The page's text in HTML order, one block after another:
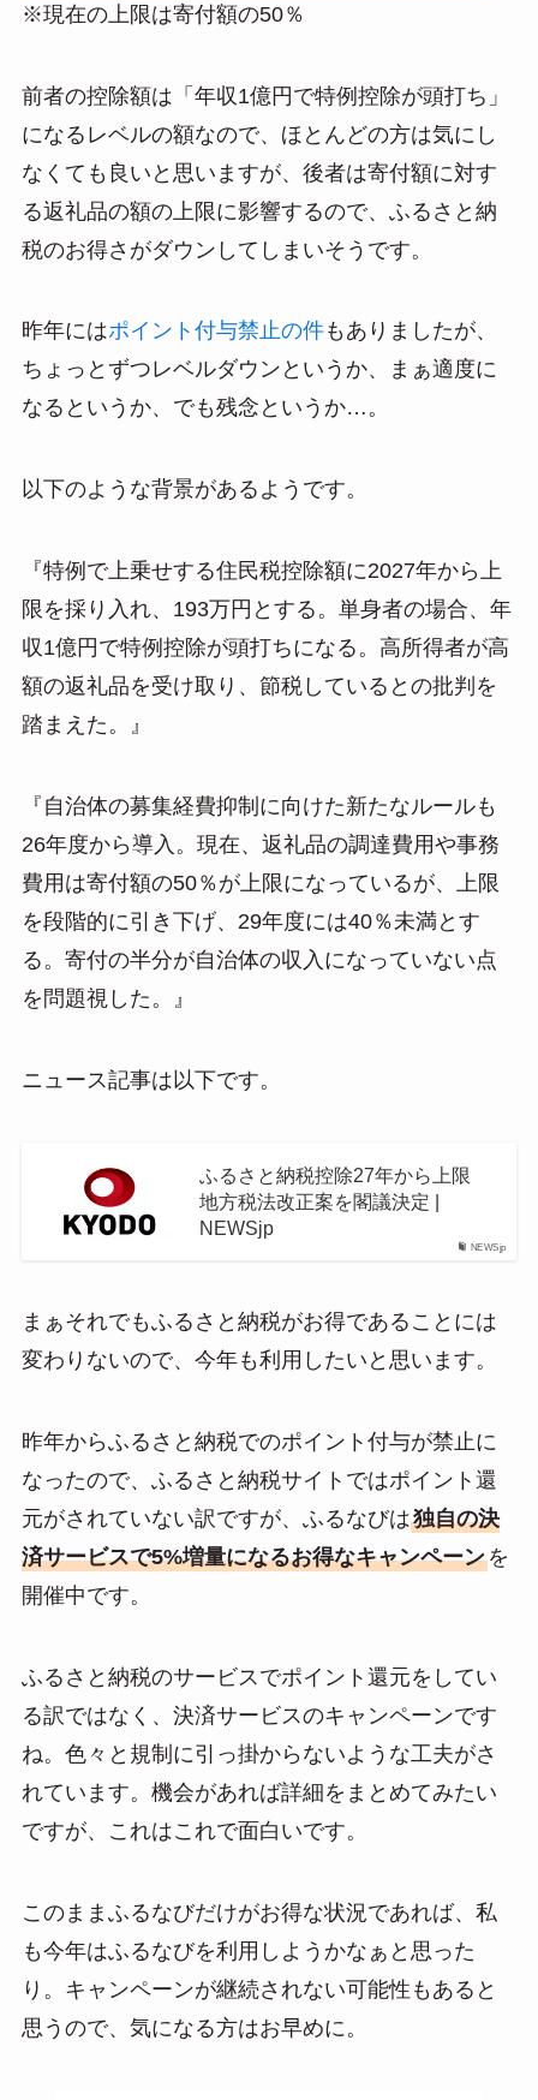
※現在の上限は寄付額の50％
前者の控除額は「年収1億円で特例控除が頭打ち」
になるレベルの額なので、ほとんどの方は気にし
なくても良いと思いますが、後者は寄付額に対す
る返礼品の額の上限に影響するので、ふるさと納
税のお得さがダウンしてしまいそうです。
昨年にはポイント付与禁止の件もありましたが、
ちょっとずつレベルダウンというか、まぁ適度に
なるというか、でも残念というか…。
以下のような背景があるようです。
『特例で上乗せする住民税控除額に2027年から上
限を採り入れ、193万円とする。単身者の場合、年
収1億円で特例控除が頭打ちになる。高所得者が高
額の返礼品を受け取り、節税しているとの批判を
踏まえた。』
『自治体の募集経費抑制に向けた新たなルールも
26年度から導入。現在、返礼品の調達費用や事務
費用は寄付額の50％が上限になっているが、上限
を段階的に引き下げ、29年度には40％未満とす
る。寄付の半分が自治体の収入になっていない点
を問題視した。』
ニュース記事は以下です。
NEWSjp
ふるさと納税控除27年から上限
地方税法改正案を閣議決定 |
NEWSjp
まぁそれでもふるさと納税がお得であることには
変わりないので、今年も利用したいと思います。
昨年からふるさと納税でのポイント付与が禁止に
なったので、ふるさと納税サイトではポイント還
元がされていない訳ですが、ふるなびは独自の決
済サービスで5%増量になるお得なキャンペーンを
開催中です。
ふるさと納税のサービスでポイント還元をしてい
る訳ではなく、決済サービスのキャンペーンです
ね。色々と規制に引っ掛からないような工夫がさ
れています。機会があれば詳細をまとめてみたい
ですが、これはこれで面白いです。
このままふるなびだけがお得な状況であれば、私
も今年はふるなびを利用しようかなぁと思った
り。キャンペーンが継続されない可能性もあると
思うので、気になる方はお早めに。